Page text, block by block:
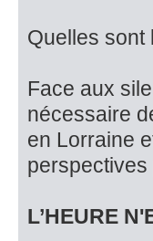
Quelles sont
Face aux
nécessaire
en Lorraine
L’HEURE